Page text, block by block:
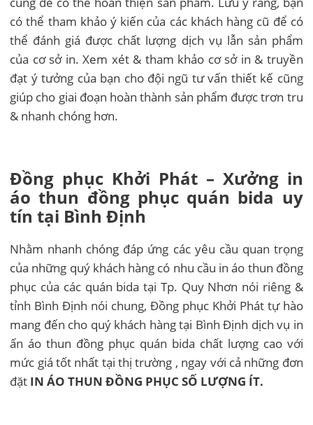
có thể tham khảo ý kiến của các khách hàng cũ để có
thể đánh giá được chất lượng dịch vụ lẫn sản phẩm
của cơ sở in. Xem xét & tham khảo cơ sở in & truyền
đạt ý tưởng của bạn cho đội ngũ tư vấn thiết kế cũng
giúp cho giai đoạn hoàn thành sản phẩm được trơn tru
& nhanh chóng hơn.
Đồng phục Khởi Phát – Xưởng in
áo thun đồng phục quán bida uy
tín tại Bình Định
Nhằm nhanh chóng đáp ứng các yêu cầu quan trọng
của những quý khách hàng có nhu cầu in áo thun đồng
phục của các quán bida tại Tp. Quy Nhơn nói riêng &
tỉnh Bình Định nói chung, Đồng phục Khởi Phát tự hào
mang đến cho quý khách hàng tại Bình Định dịch vụ in
ấn áo thun đồng phục quán bida chất lượng cao với
mức giá tốt nhất tại thị trường , ngay với cả những đơn
đặt IN ÁO THUN ĐỒNG PHỤC SỐ LƯỢNG ÍT.